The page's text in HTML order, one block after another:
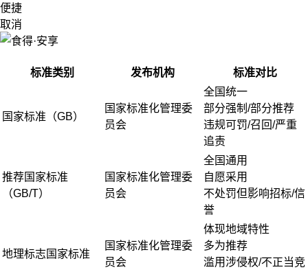
便捷
取消
标准类别 发布机构 标准对比
国家标准（GB）
国家标准化管理委
员会
全国统一
部分强制/部分推荐
违规可罚/召回/严重
追责
推荐国家标准
（GB/T）
国家标准化管理委
员会
全国通用
自愿采用
不处罚但影响招标/信
誉
地理标志国家标准
国家标准化管理委
员会
体现地域特性
多为推荐
滥用涉侵权/不正当竞